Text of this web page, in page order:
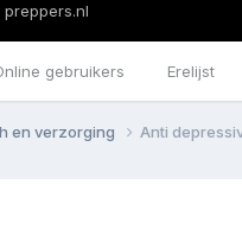
gebruikers Erelijst
en verzorging Anti